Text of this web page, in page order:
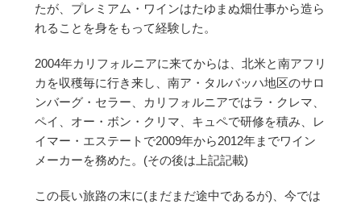
たが、プレミアム・ワインはたゆまぬ畑仕事から造ら
れることを身をもって経験した。
2004年カリフォルニアに来てからは、北米と南アフリ
カを収穫毎に行き来し、南ア・タルバッハ地区のサロ
ンバーグ・セラー、カリフォルニアではラ・クレマ、
ペイ、オー・ボン・クリマ、キュペで研修を積み、レ
イマー・エステートで2009年から2012年までワイン
メーカーを務めた。(その後は上記記載)
この長い旅路の末に(まだまだ途中であるが)、今では